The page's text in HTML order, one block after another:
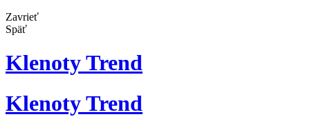
Zavrieť
Späť
Klenoty Trend
Klenoty Trend